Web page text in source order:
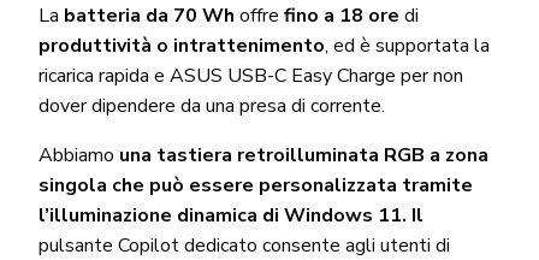
La batteria da 70 Wh offre fino a 18 ore di
produttività o intrattenimento, ed è supportata la
ricarica rapida e ASUS USB-C Easy Charge per non
dover dipendere da una presa di corrente.
Abbiamo una tastiera retroilluminata RGB a zona
singola che può essere personalizzata tramite
l’illuminazione dinamica di Windows 11. Il
pulsante Copilot dedicato consente agli utenti di